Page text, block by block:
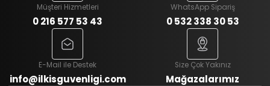
Müşteri Hizmetleri
0 216 577 53 43
WhatsApp Sipariş
0 532 338 30 53
E-Mail ile Destek
info@ilkisguvenligi.com
Size Çok Yakınız
Mağazalarımız